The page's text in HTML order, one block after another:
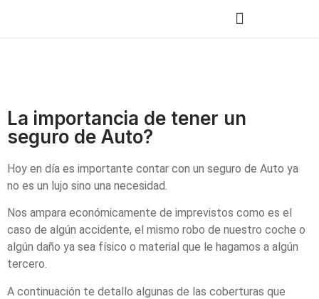
La importancia de tener un
seguro de Auto?
Hoy en día es importante contar con un seguro de Auto ya
no es un lujo sino una necesidad.
Nos ampara económicamente de imprevistos como es el
caso de algún accidente, el mismo robo de nuestro coche o
algún daño ya sea físico o material que le hagamos a algún
tercero.
A continuación te detallo algunas de las coberturas que